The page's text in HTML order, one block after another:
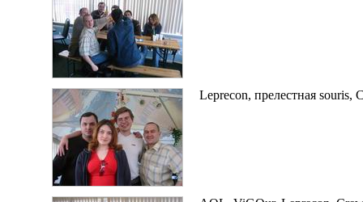
Leprecon, прелестная souris,